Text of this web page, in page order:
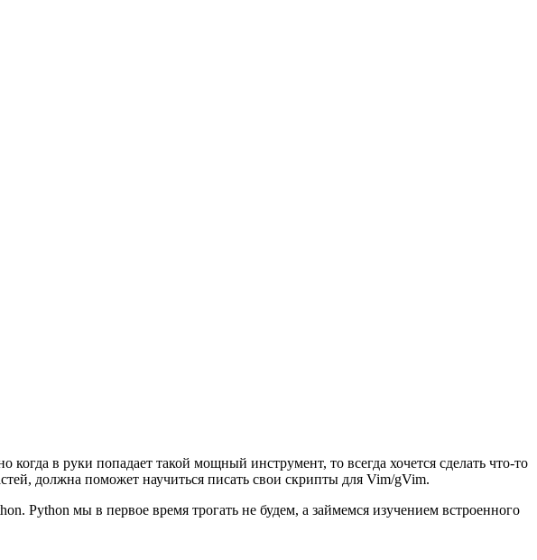
в руки попадает такой мощный инструмент, то всегда хочется сделать что-то
должна поможет научиться писать свои скрипты для Vim/gVim.
Python мы в первое время трогать не будем, а займемся изучением встроенного